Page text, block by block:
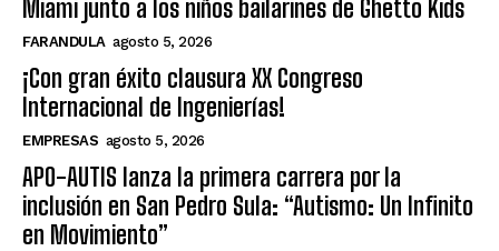
Miami junto a los niños bailarines de Ghetto Kids
FARANDULA agosto 5, 2026
¡Con gran éxito clausura XX Congreso
Internacional de Ingenierías!
EMPRESAS agosto 5, 2026
APO-AUTIS lanza la primera carrera por la
inclusión en San Pedro Sula: “Autismo: Un Infinito
en Movimiento”